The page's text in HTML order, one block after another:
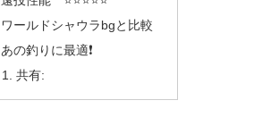
ワールドシャウラbgと比較
あの釣りに最適❗️
共有: